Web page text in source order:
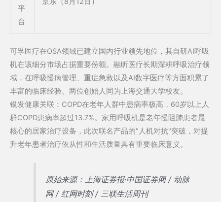
平
台
可孚医疗在OSA领域已建立国内行业领先地位，其自研AI呼吸
机在该细分市场占据重要份额。融昕医疗长期深耕呼吸治疗领
域，在呼吸慢病管理、重症急救以及AI数字医疗等方面积累了
丰富的临床经验。两位创始人同为上海交通大学校友。
银发健康关联：COPD在老年人群中患病率极高，60岁以上人
群COPD患病率超过13.7%。家用呼吸机是老年慢阻肺患者最
核心的居家治疗设备，此次联名产品的"人机对抗"突破，对提
升老年患者治疗依从性和生活质量具有重要临床意义。
原始来源：上海证券报·中国证券网 / 动脉
网 / 红网时刻 / 三联生活周刊